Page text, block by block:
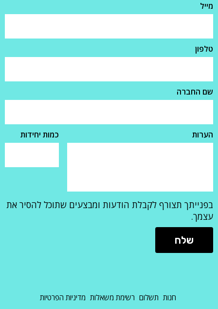
מייל
טלפון
שם החברה
הערות כמות יחידות
בפנייתך תצורף לקבלת הודעות ומבצעים שתוכל להסיר את
עצמך.
חנות תשלום רשימת משאלות מדיניות הפרטיות